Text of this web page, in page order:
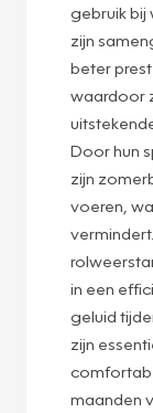
gebruik bij
zijn
beter
waardoor
Door hun
zijn
voeren,
in een
geluid
zijn
maanden